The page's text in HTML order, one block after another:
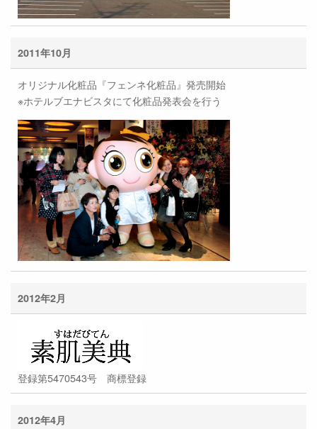
2011年10月
オリジナル化粧品『フェンネ化粧品』発売開始
※ホテルブエナビスタにて化粧品発表会を行う
2012年2月
登録第5470543号 商標登録
2012年4月